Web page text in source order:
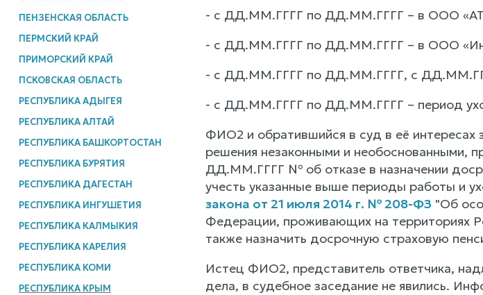
ПЕНЗЕНСКАЯ ОБЛАСТЬ
ПЕРМСКИЙ КРАЙ
ПРИМОРСКИЙ КРАЙ
ПСКОВСКАЯ ОБЛАСТЬ
РЕСПУБЛИКА АДЫГЕЯ
РЕСПУБЛИКА АЛТАЙ
РЕСПУБЛИКА БАШКОРТОСТАН
РЕСПУБЛИКА БУРЯТИЯ
РЕСПУБЛИКА ДАГЕСТАН
РЕСПУБЛИКА ИНГУШЕТИЯ
РЕСПУБЛИКА КАЛМЫКИЯ
РЕСПУБЛИКА КАРЕЛИЯ
РЕСПУБЛИКА КОМИ
РЕСПУБЛИКА КРЫМ
- с ДД.ММ.ГГГГ по ДД.ММ.ГГГГ – в ООО
- с ДД.ММ.ГГГГ по ДД.ММ.ГГГГ – в ООО
- с ДД.ММ.ГГГГ по ДД.ММ.ГГГГ, с
- с ДД.ММ.ГГГГ по ДД.ММ.ГГГГ – период
ФИО2 и обратившийся в суд в её интересах
решения незаконными и
ДД.ММ.ГГГГ № об отказе в назначении
учесть указанные выше периоды работы и
закона от 21 июля 2014 г. № 208-ФЗ "Об
Федерации, проживающих на территориях
также назначить досрочную страховую
Истец ФИО2, представитель ответчика,
дела, в судебное заседание не явились.